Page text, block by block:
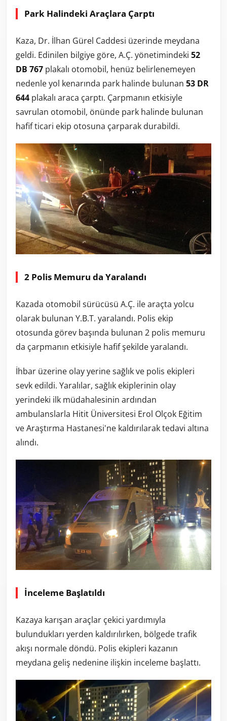
Park Halindeki Araçlara Çarptı
Kaza, Dr. İlhan Gürel Caddesi üzerinde meydana
geldi. Edinilen bilgiye göre, A.Ç. yönetimindeki 52
DB 767 plakalı otomobil, henüz belirlenemeyen
nedenle yol kenarında park halinde bulunan 53 DR
644 plakalı araca çarptı. Çarpmanın etkisiyle
savrulan otomobil, önünde park halinde bulunan
hafif ticari ekip otosuna çarparak durabildi.
2 Polis Memuru da Yaralandı
Kazada otomobil sürücüsü A.Ç. ile araçta yolcu
olarak bulunan Y.B.T. yaralandı. Polis ekip
otosunda görev başında bulunan 2 polis memuru
da çarpmanın etkisiyle hafif şekilde yaralandı.
İhbar üzerine olay yerine sağlık ve polis ekipleri
sevk edildi. Yaralılar, sağlık ekiplerinin olay
yerindeki ilk müdahalesinin ardından
ambulanslarla Hitit Üniversitesi Erol Olçok Eğitim
ve Araştırma Hastanesi'ne kaldırılarak tedavi altına
alındı.
İnceleme Başlatıldı
Kazaya karışan araçlar çekici yardımıyla
bulundukları yerden kaldırılırken, bölgede trafik
akışı normale döndü. Polis ekipleri kazanın
meydana geliş nedenine ilişkin inceleme başlattı.